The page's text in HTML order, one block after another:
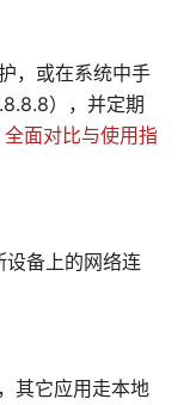
，或在系统中手
），并定期
面对比与使用指
备上的网络连
其它应用走本地